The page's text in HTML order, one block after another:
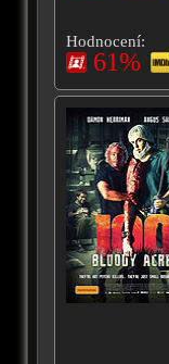
Hodnocení:
61%